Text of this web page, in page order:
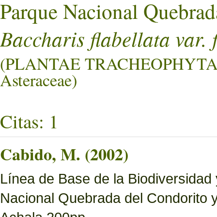
Parque Nacional
Baccharis flabellata var.
(PLANTAE
Asteraceae)
Citas: 1
Cabido, M. (2002)
Línea de Base de la
Nacional Quebrada del Condorito